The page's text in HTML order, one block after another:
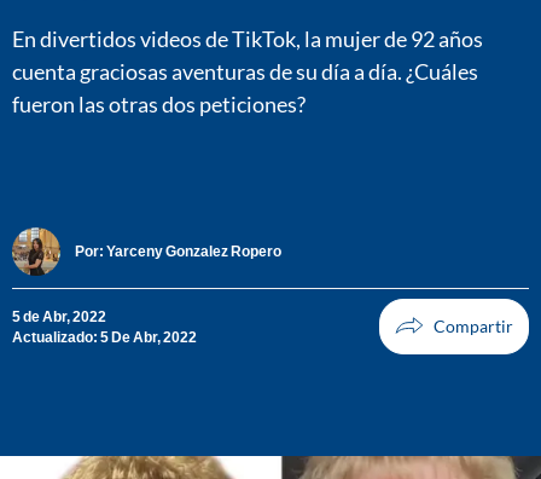
En divertidos videos de TikTok, la mujer de 92 años
cuenta graciosas aventuras de su día a día. ¿Cuáles
fueron las otras dos peticiones?
Por: Yarceny Gonzalez Ropero
5 de Abr, 2022
Actualizado: 5 De Abr, 2022